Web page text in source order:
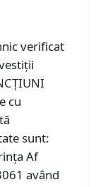
verificat
cu
sunt:
Af
având